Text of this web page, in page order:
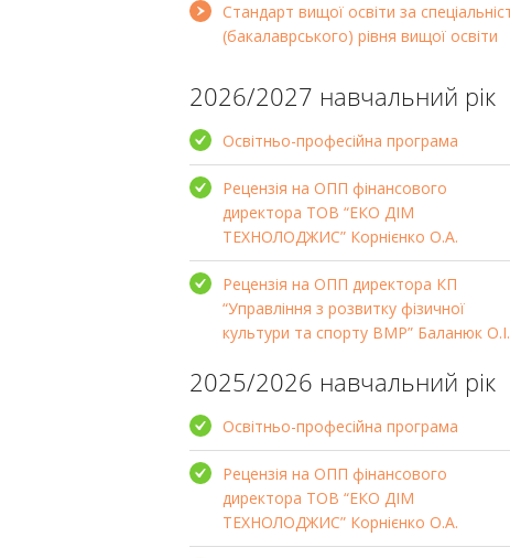
Стандарт вищої освіти за
(бакалаврського) рівня вищої освіти
2026/2027 навчальний рік
Освітньо-професійна програма
Рецензія на ОПП фінансового
директора ТОВ “ЕКО ДІМ
ТЕХНОЛОДЖИС” Корнієнко О.А.
Рецензія на ОПП директора КП
“Управління з розвитку фізичної
культури та спорту ВМР” Баланюк О.І.
2025/2026 навчальний рік
Освітньо-професійна програма
Рецензія на ОПП фінансового
директора ТОВ “ЕКО ДІМ
ТЕХНОЛОДЖИС” Корнієнко О.А.